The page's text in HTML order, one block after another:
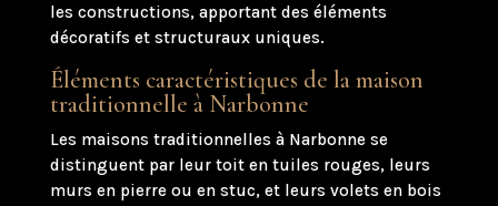
les constructions, apportant des éléments
décoratifs et structuraux uniques.
Éléments caractéristiques de la maison
traditionnelle à Narbonne
Les maisons traditionnelles à Narbonne se
distinguent par leur toit en tuiles rouges, leurs
murs en pierre ou en stuc, et leurs volets en bois